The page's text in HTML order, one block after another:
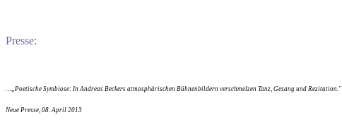
Presse:
…„Poetische Symbiose: In Andreas Beckers atmosphärischen Bühnenbildern verschmelzen Tanz, Gesang und Rezitation."
Neue Presse, 08. April 2013